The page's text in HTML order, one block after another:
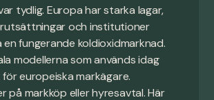
tydlig. Europa har starka lagar,
och institutioner
fungerande koldioxidmarknad.
modellerna som används idag
europeiska markägare.
på markköp eller hyresavtal. Här